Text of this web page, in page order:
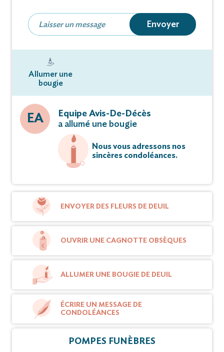
Envoyer
Allumer une
bougie
EA
Equipe Avis-De-Décès
a allumé une bougie
Nous vous adressons nos
sincères condoléances.
ENVOYER DES FLEURS DE DEUIL
OUVRIR UNE CAGNOTTE OBSÈQUES
ALLUMER UNE BOUGIE DE DEUIL
ÉCRIRE UN MESSAGE DE
CONDOLÉANCES
POMPES FUNÈBRES